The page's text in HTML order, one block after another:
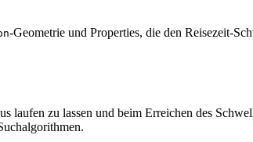
-Geometrie und Properties, die den Reisezeit-
laufen zu lassen und beim Erreichen des